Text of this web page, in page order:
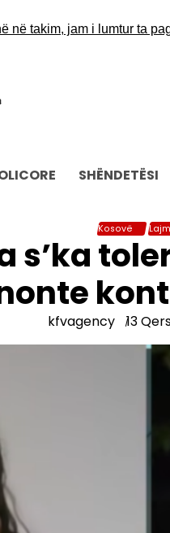
jam i lumtur ta paguaj
SHËNDETËSI
Kosovë
s’ka
kfvagency 13